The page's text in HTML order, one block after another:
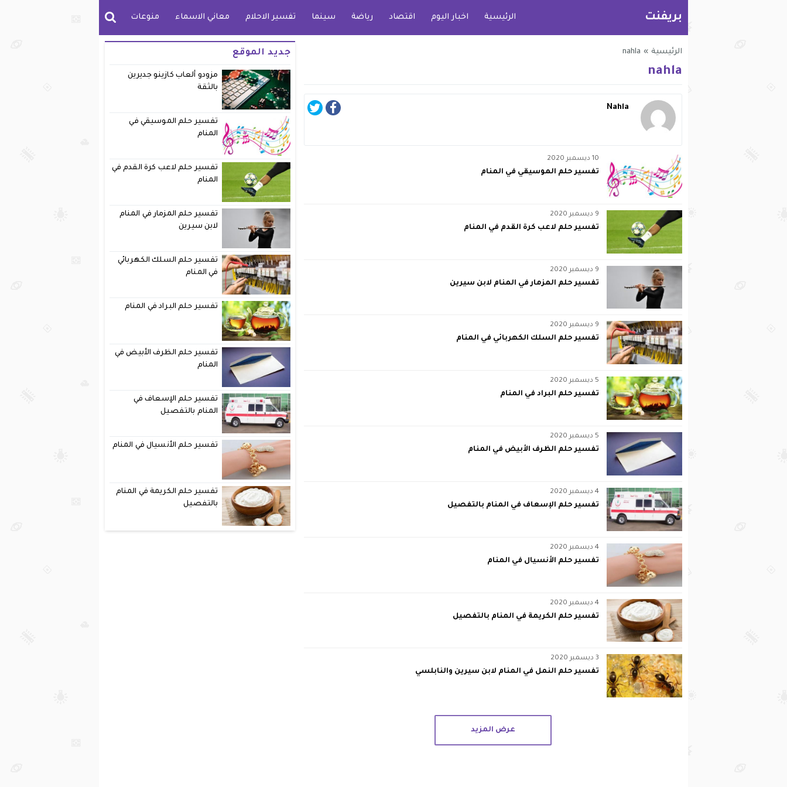
بريفنت الرئيسية اخبار اليوم اقتصاد رياضة سينما تفسير الاحلام معاني الاسماء منوعات
الرئيسية »
nahla
nahla
Nahla
10 ديسمبر 2020
تفسير حلم الموسيقي في المنام
9 ديسمبر 2020
تفسير حلم لاعب كرة القدم في المنام
9 ديسمبر 2020
تفسير حلم المزمار في المنام لابن سيرين
9 ديسمبر 2020
تفسير حلم السلك الكهربائي في المنام
5 ديسمبر 2020
تفسير حلم البراد في المنام
5 ديسمبر 2020
تفسير حلم الظرف الأبيض في المنام
4 ديسمبر 2020
تفسير حلم الإسعاف في المنام بالتفصيل
4 ديسمبر 2020
تفسير حلم الأنسيال في المنام
4 ديسمبر 2020
تفسير حلم الكريمة في المنام بالتفصيل
3 ديسمبر 2020
تفسير حلم النمل في المنام لابن سيرين والنابلسي
عرض المزيد
جديد الموقع
مزودو ألعاب كازينو جديرين
بالثقة
تفسير حلم الموسيقي في
المنام
تفسير حلم لاعب كرة القدم في
المنام
تفسير حلم المزمار في المنام
لابن سيرين
تفسير حلم السلك الكهربائي
في المنام
تفسير حلم البراد في المنام
تفسير حلم الظرف الأبيض في
المنام
تفسير حلم الإسعاف في
المنام بالتفصيل
تفسير حلم الأنسيال في المنام
تفسير حلم الكريمة في المنام
بالتفصيل